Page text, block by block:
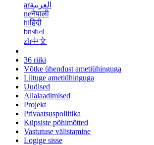
arالعربية
neनेपाली
hiहिंदी
bnবাংলা
zh中文
36 riiki
Võtke ühendust ametiühinguga
Liituge ametiühinguga
Uudised
Allalaadimised
Projekt
Privaatsuspoliitika
Küpsiste põhimõtted
Vastutuse välistamine
Logige sisse